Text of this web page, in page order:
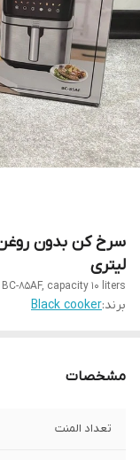
لیتری
85AF, capacity 10 liters
برند:Black cooker
مشخصات
تعداد المنت